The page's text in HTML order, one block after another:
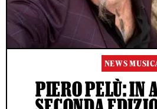
NEWS
PIERO PELÙ: IN